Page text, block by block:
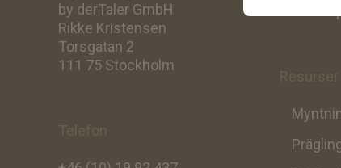
by derTaler GmbH
Rikke Kristensen
Torsgatan 2
111 75 Stockholm